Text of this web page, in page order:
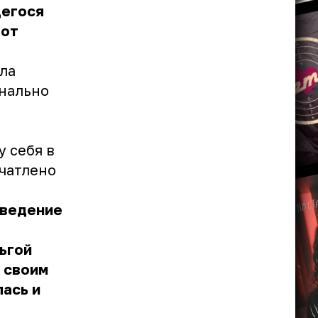
себя в
своим
и